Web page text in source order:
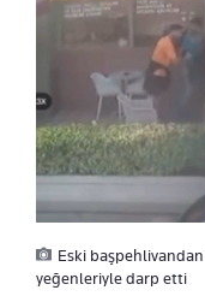
Eski başpehlivandan
yeğenleriyle darp etti